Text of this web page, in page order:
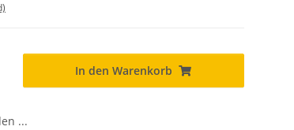
In den Warenkorb
...